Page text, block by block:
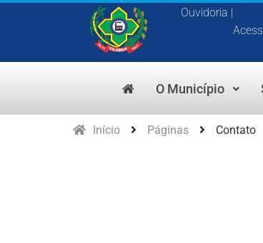
Ouvidoria |
O Município
Início Páginas Contato